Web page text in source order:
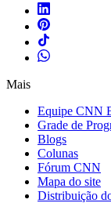
Mais
Equipe CNN
Grade de
Blogs
Colunas
Fórum CNN
Mapa do site
Distribuição